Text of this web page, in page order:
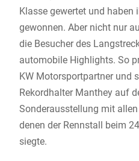
Klasse gewertet und haben
gewonnen. Aber nicht nur
die Besucher des
automobile Highlights. So
KW Motorsportpartner und
Rekordhalter Manthey auf
Sonderausstellung mit
denen der Rennstall beim
siegte.